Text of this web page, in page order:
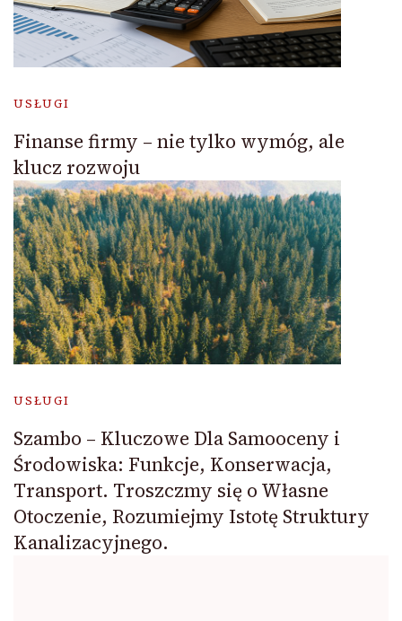
USŁUGI
Finanse firmy – nie tylko wymóg, ale
klucz rozwoju
USŁUGI
Szambo – Kluczowe Dla Samooceny i
Środowiska: Funkcje, Konserwacja,
Transport. Troszczmy się o Własne
Otoczenie, Rozumiejmy Istotę Struktury
Kanalizacyjnego.